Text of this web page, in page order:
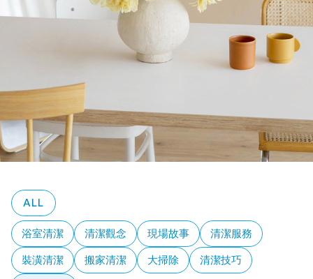
ALL
浴室清潔 清潔觀念 現場故事
清潔服務
裝潢清潔
搬家清潔 大掃除
清潔技巧